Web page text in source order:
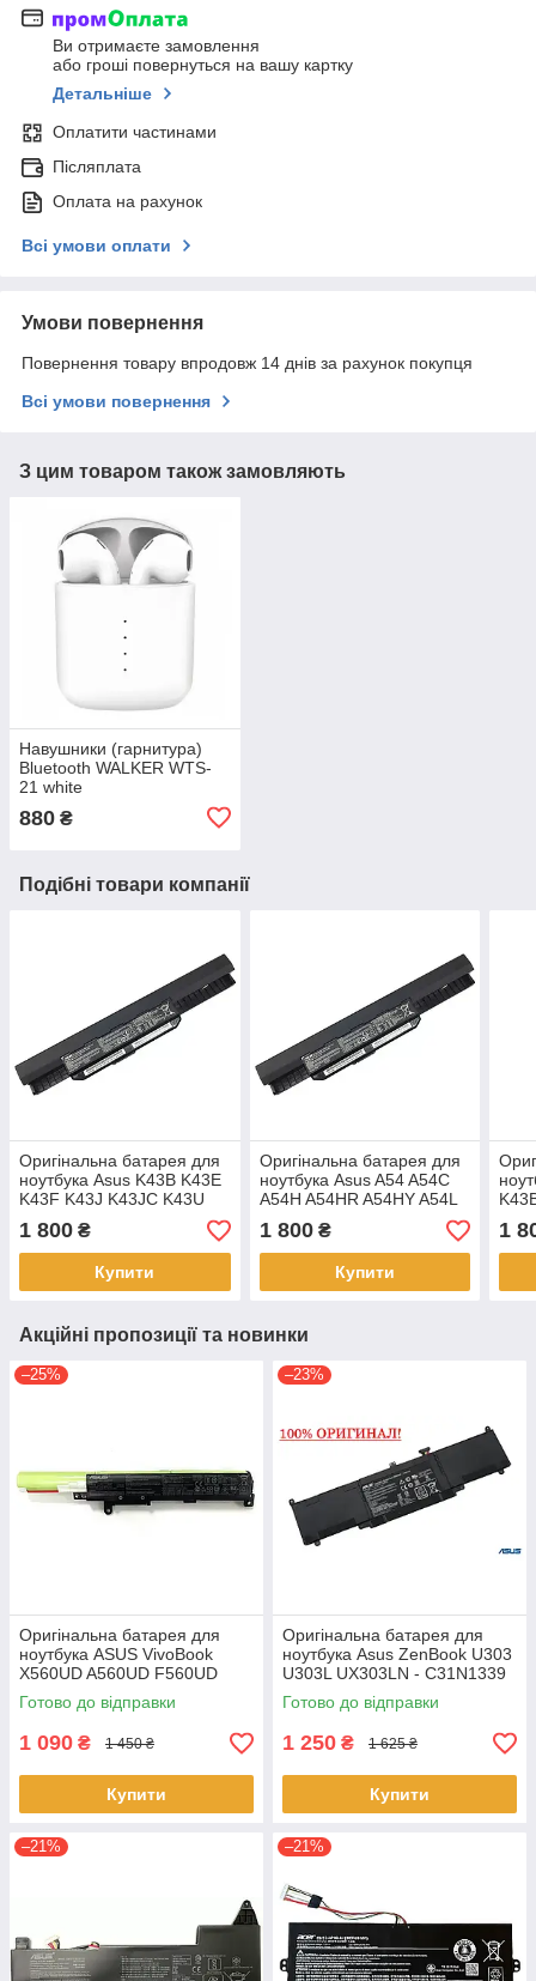
Ви отримаєте замовлення
або гроші повернуться на вашу картку
Детальніше
Оплатити частинами
Післяплата
Оплата на рахунок
Всі умови оплати
Умови повернення
Повернення товару впродовж 14 днів за рахунок покупця
Всі умови повернення
З цим товаром також замовляють
Навушники (гарнитура)
Bluetooth WALKER WTS-
21 white
880 ₴
Подібні товари компанії
Оригінальна батарея для
ноутбука Asus K43B K43E
K43F K43J K43JC K43U
A32-K53
1 800 ₴
Купити
Оригінальна батарея для
ноутбука Asus A54 A54C
A54H A54HR A54HY A54L
A54LY A32-K53
1 800₴
Купити
1
Акційні пропозиції та новинки
–25%
Оригінальна батарея для
ноутбука ASUS VivoBook
X560UD A560UD F560UD
K560UD R562UD - A31N1730
Готово до відправки
1 090 ₴ 1 450 ₴
Купити
–23%
Оригінальна батарея для
ноутбука Asus ZenBook U303
U303L UX303LN - C31N1339
(+11.31 V 50Wh) АКБ
Готово до відправки
1 250 ₴ 1 625 ₴
Купити
–21% –21%